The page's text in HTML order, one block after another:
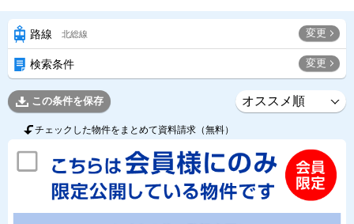
路線 北総線 変更
検索条件 変更
この条件を保存
チェックした物件をまとめて資料請求（無料）